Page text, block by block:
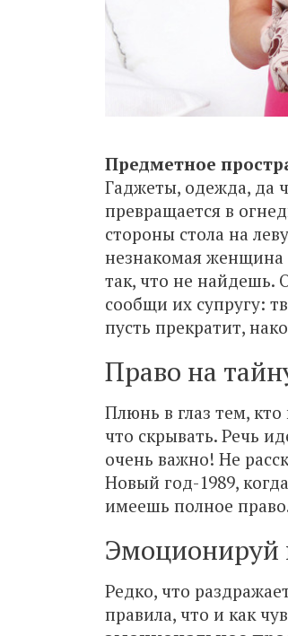
Предметное
Гаджеты, одежда, да
превращается в
стороны стола на
незнакомая женщина
так, что не найдешь.
сообщи их супругу:
пусть прекратит,
Право на
Плюнь в глаз тем,
что скрывать. Речь
очень важно! Не
Новый год-1989,
имеешь полное
Эмоционируй
Редко, что
правила, что и как